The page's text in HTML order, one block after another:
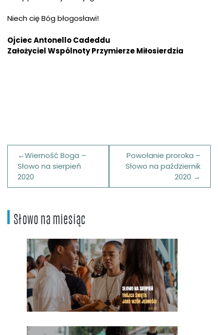
Niech cię Bóg błogosławi!
Ojciec Antonello Cadeddu
Założyciel Wspólnoty Przymierze Miłosierdzia
Nawigacja
wpisu
Wierność Boga –
Słowo na sierpień
2020
Powołanie proroka –
Słowo na październik
2020
Słowo na miesiąc